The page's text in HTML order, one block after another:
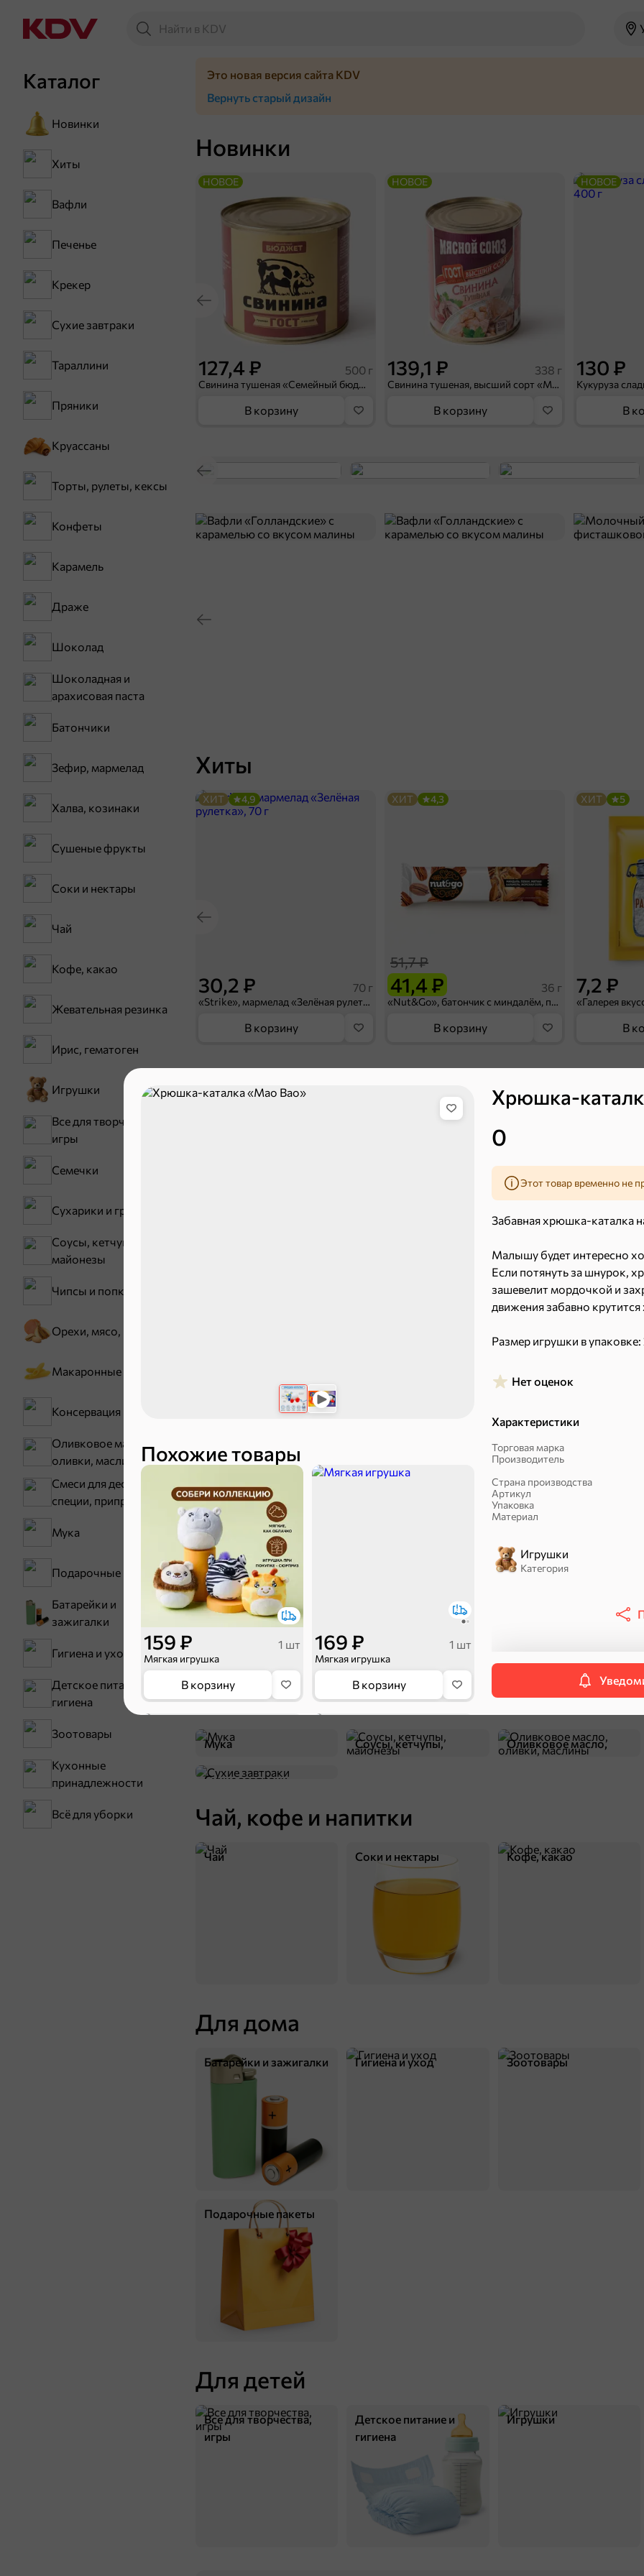
Похожие товары
159 ₽ 1 шт
Мягкая игрушка
В корзину
169 ₽ 1 шт
Мягкая игрушка
В корзину
59,9 ₽ 70 г
В корзину
1 шт
Игрушка-антистресс с новогодним дизайном
В корзину
75,9 ₽
Хрюшка-
0
Этот товар временно не
Забавная хрюшка-каталка
Малышу будет интересно
Если потянуть за шнурок,
зашевелит мордочкой и
движения забавно крутится
Размер игрушки в упаковке:
лет.
материалов совершенно
– Поможет развить
моторную координацию.
Артикул YCT079
Нет оценок
Характеристики
Торговая марка
Производитель
Страна производства
Артикул
Упаковка
Материал
Игрушки
Категория
Каталог
Новинки
Хиты
Вафли
Печенье
Крекер
Сухие завтраки
Тараллини
Пряники
Круассаны
Торты, рулеты, кексы
Конфеты
Карамель
Драже
Шоколад
Шоколадная и
арахисовая паста
Батончики
Зефир, мармелад
Халва, козинаки
Сушеные фрукты
Соки и нектары
Чай
Кофе, какао
Жевательная резинка
Ирис, гематоген
Игрушки
Все для творчества,
игры
Семечки
Сухарики и гренки
Соусы, кетчупы,
майонезы
Чипсы и попкорн
Орехи, мясо, рыба
Макаронные изделия
Консервация
Оливковое масло,
оливки, маслины
Смеси для десертов,
специи, приправы
Мука
Подарочные пакеты
Батарейки и
зажигалки
Гигиена и уход
Детское питание и
гигиена
Зоотовары
Кухонные
принадлежности
Всё для уборки
Новинки
127,4 ₽ 500 г
Свинина тушеная «Семейный бюджет», 500 г
НОВОЕ
В корзину
139,1 ₽ 338 г
Свинина тушеная, высший сорт «Мясной союз», 338 г
НОВОЕ
В корзину
130 ₽
Кукуруза
НОВОЕ
В
Хиты
30,2 ₽ 70 г
«Strike», мармелад «Зелёная рулетка», 70 г
ХИТ 4,9
В корзину
51,7 ₽
41,4 ₽ 36 г
«Nut&Go», батончик с миндалём, пеканом, карамелью, морской солью, 36 г
ХИТ 4,3
В корзину
7,2 ₽
ХИТ 5
В
Сладости и десерты
Ирис, гематоген
Круассаны
Снеки и орехи
Семечки
Бакалея
Мука
Соусы, кетчупы,
Оливковое масло,
оливки, маслины
Сухие завтраки
Чай, кофе и напитки
Чай Соки и нектары Кофе, какао
Для дома
Батарейки и зажигалки Гигиена и уход Зоотовары
Подарочные пакеты
Для детей
Все для творчества,
игры
Детское питание и
гигиена
Игрушки
Это новая версия сайта KDV
Вернуть старый дизайн